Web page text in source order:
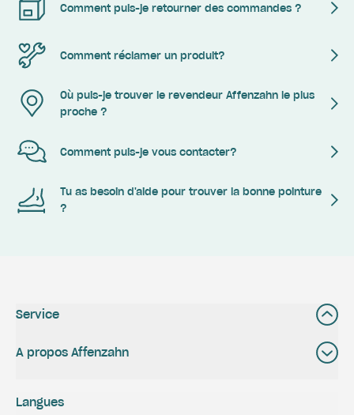
Comment puis-je retourner des commandes ?
Comment réclamer un produit?
Où puis-je trouver le revendeur Affenzahn le plus
proche ?
Comment puis-je vous contacter?
Tu as besoin d'aide pour trouver la bonne pointure
?
Service
A propos Affenzahn
Langues